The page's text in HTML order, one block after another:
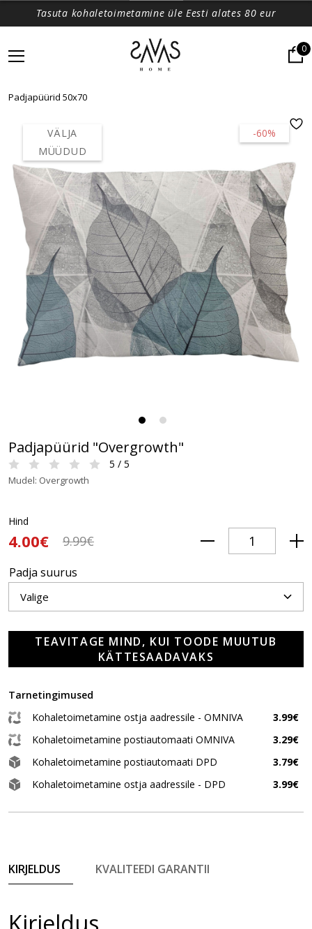
Tasuta kohaletoimetamine üle Eesti alates 80 eur
0
Padjapüürid 50x70
-60%
VÄLJA
MÜÜDUD
Padjapüürid "Overgrowth"
5 / 5
Mudel: Overgrowth
Hind
4.00€ 9.99€
Padja suurus
TEAVITAGE MIND, KUI TOODE MUUTUB
KÄTTESAADAVAKS
Tarnetingimused
Kohaletoimetamine ostja aadressile - OMNIVA
3.99€
Kohaletoimetamine postiautomaati OMNIVA
3.29€
Kohaletoimetamine postiautomaati DPD
3.79€
Kohaletoimetamine ostja aadressile - DPD
3.99€
KIRJELDUS KVALITEEDI GARANTII